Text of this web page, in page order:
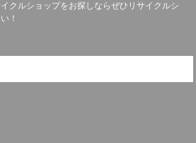
クルショップをお探しならぜひリサイクルシ
！